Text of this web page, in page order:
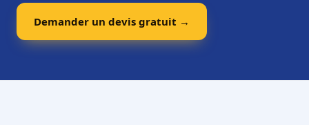
Demander un devis gratuit →